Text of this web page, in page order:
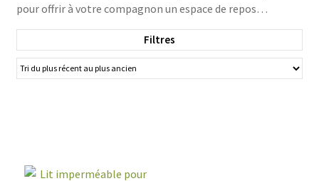
🍁 PRODUITS CANADIEN
VENTES
pour offrir à votre compagnon un espace de repos
confortable et protégé. Que ce soit pour les chiens qui
aiment l'aventure en plein air ou ceux qui ont tendance à
renverser de l'eau, ces produits sont conçus pour répondre
à leurs besoins spécifiques. Fabriqués avec des matériaux de
sélection dès maintenant et trouvez le lit ou coussin
Filtres